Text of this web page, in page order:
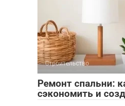
Строительство
Ремонт спальни:
сэкономить и